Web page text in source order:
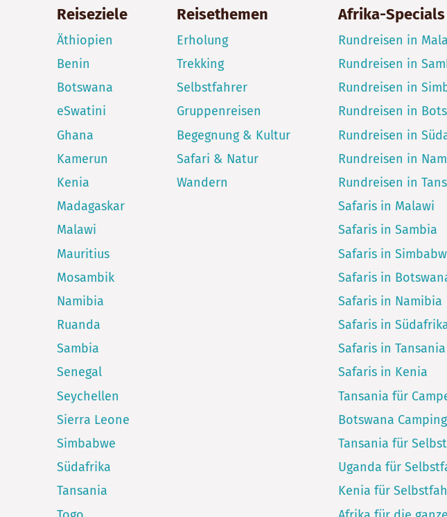
Reiseziele
Äthiopien
Benin
Botswana
eSwatini
Ghana
Kamerun
Kenia
Madagaskar
Malawi
Mauritius
Mosambik
Namibia
Ruanda
Sambia
Senegal
Seychellen
Sierra Leone
Simbabwe
Südafrika
Tansania
Reisethemen
Erholung
Trekking
Selbstfahrer
Gruppenreisen
Begegnung & Kultur
Safari & Natur
Wandern
Afrika-Specials
Rundreisen in
Rundreisen in
Rundreisen in
Rundreisen in
Rundreisen in
Rundreisen in
Rundreisen in
Safaris in Malawi
Safaris in Sambia
Safaris in
Safaris in
Safaris in Namibia
Safaris in
Safaris in Tansania
Safaris in Kenia
Tansania für
Botswana
Tansania für
Uganda für
Kenia für